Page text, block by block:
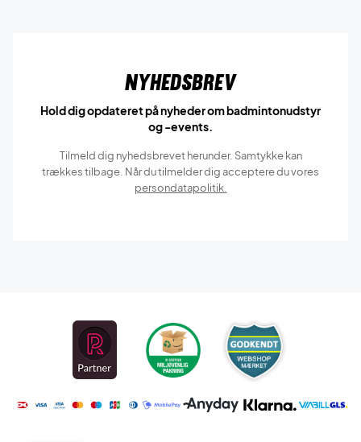
Nyhedsbrev
Hold dig opdateret på nyheder om badmintonudstyr
og -events.
Tilmeld dig nyhedsbrevet herunder. Samtykke kan
trækkes tilbage. Når du tilmelder dig acceptere du vores
persondatapolitik.